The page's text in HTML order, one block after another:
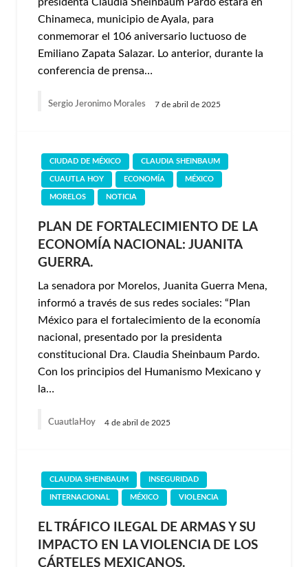
Chinameca, municipio de Ayala, para
conmemorar el 106 aniversario luctuoso de
Emiliano Zapata Salazar. Lo anterior, durante la
conferencia de prensa…
Sergio Jeronimo Morales 7 de abril de 2025
CIUDAD DE MÉXICO CLAUDIA SHEINBAUM
CUAUTLA HOY ECONOMÍA MÉXICO
MORELOS NOTICIA
PLAN DE FORTALECIMIENTO DE LA
ECONOMÍA NACIONAL: JUANITA
GUERRA.
La senadora por Morelos, Juanita Guerra Mena,
informó a través de sus redes sociales: “Plan
México para el fortalecimiento de la economía
nacional, presentado por la presidenta
constitucional Dra. Claudia Sheinbaum Pardo.
Con los principios del Humanismo Mexicano y
la…
CuautlaHoy 4 de abril de 2025
CLAUDIA SHEINBAUM INSEGURIDAD
INTERNACIONAL MÉXICO VIOLENCIA
EL TRÁFICO ILEGAL DE ARMAS Y SU
IMPACTO EN LA VIOLENCIA DE LOS
CÁRTELES MEXICANOS.